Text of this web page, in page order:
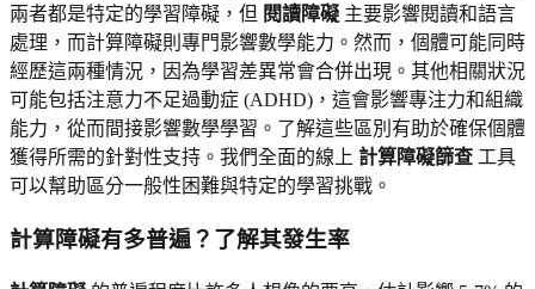
兩者都是特定的學習障礙，但 閱讀障礙 主要影響閱讀和語言
處理，而計算障礙則專門影響數學能力。然而，個體可能同時
經歷這兩種情況，因為學習差異常會合併出現。其他相關狀況
可能包括注意力不足過動症 (ADHD)，這會影響專注力和組織
能力，從而間接影響數學學習。了解這些區別有助於確保個體
獲得所需的針對性支持。我們全面的線上 計算障礙篩查 工具
可以幫助區分一般性困難與特定的學習挑戰。
計算障礙有多普遍？了解其發生率